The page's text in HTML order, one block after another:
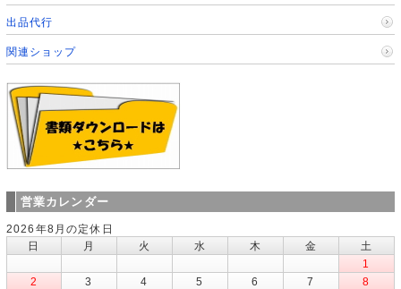
出品代行
関連ショップ
営業カレンダー
2026年8月の定休日
日
月 火 水 木 金
土
1
2
3 4 5 6 7
8